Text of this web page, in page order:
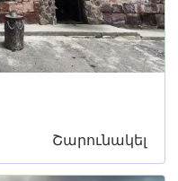
Շարունակել